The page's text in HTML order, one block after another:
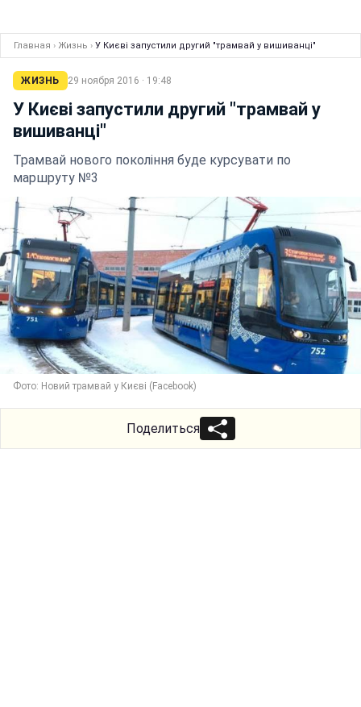
Главная › Жизнь › У Києві запустили другий "трамвай у вишиванці"
ЖИЗНЬ 29 ноября 2016 · 19:48
У Києві запустили другий "трамвай у
вишиванці"
Трамвай нового покоління буде курсувати по
маршруту №3
Фото: Новий трамвай у Києві (Facebook)
Поделиться